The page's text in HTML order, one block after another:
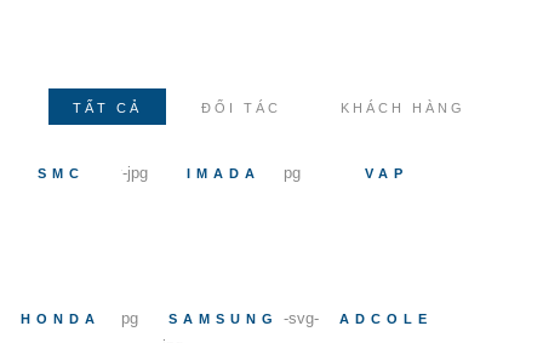
TẤT CẢ ĐỐI TÁC KHÁCH HÀNG
SMC IMADA VAP
HONDA SAMSUNG ADCOLE